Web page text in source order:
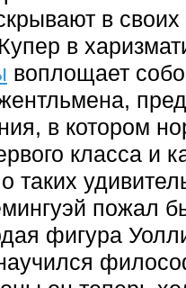
в
в
воплощает
в котором
класса и
таких
пожал
фигура